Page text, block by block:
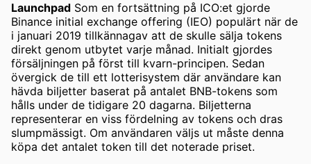
Launchpad Som en fortsättning på ICO:et gjorde
Binance initial exchange offering (IEO) populärt när de
i januari 2019 tillkännagav att de skulle sälja tokens
direkt genom utbytet varje månad. Initialt gjordes
försäljningen på först till kvarn-principen. Sedan
övergick de till ett lotterisystem där användare kan
hävda biljetter baserat på antalet BNB-tokens som
hålls under de tidigare 20 dagarna. Biljetterna
representerar en viss fördelning av tokens och dras
slumpmässigt. Om användaren väljs ut måste denna
köpa det antalet token till det noterade priset.